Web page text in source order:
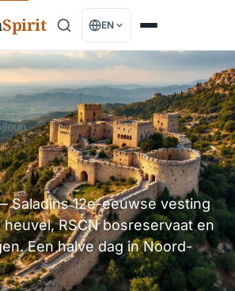
Spirit EN
Saladins 12e-eeuwse vesting
RSCN bosreservaat en
Een halve dag in Noord-